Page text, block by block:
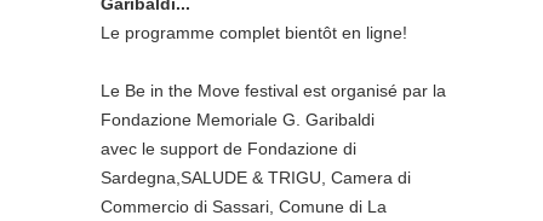
Garibaldi...
Le programme complet bientôt en ligne!
Le Be in the Move festival est organisé par la
Fondazione Memoriale G. Garibaldi
avec le support de Fondazione di
Sardegna,SALUDE & TRIGU, Camera di
Commercio di Sassari, Comune di La